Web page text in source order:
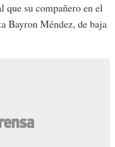
su compañero en el
Bayron Méndez, de baja